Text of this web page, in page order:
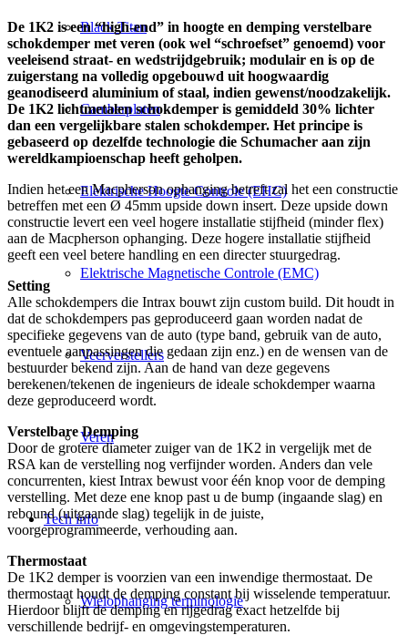
Black Titan
Camberplaten
Elektrische Hoogte Controle (EHC)
Elektrische Magnetische Controle (EMC)
Veerverstellers
Veren
Tech info
Wielophanging terminologie
De 1K2 is een “high-end” in hoogte en demping verstelbare
schokdemper met veren (ook wel “schroefset” genoemd) voor
veeleisend straat- en wedstrijdgebruik; modulair en is op de
zuigerstang na volledig opgebouwd uit hoogwaardig
geanodiseerd aluminium of staal, indien gewenst/noodzakelijk.
De 1K2 lichtmetalen schokdemper is gemiddeld 30% lichter
dan een vergelijkbare stalen schokdemper. Het principe is
gebaseerd op dezelfde technologie die Schumacher aan zijn
wereldkampioenschap heeft geholpen.
Indien het een Macpherson ophanging betreft zal het een constructie
betreffen met een Ø 45mm upside down insert. Deze upside down
constructie levert een veel hogere installatie stijfheid (minder flex)
aan de Macpherson ophanging. Deze hogere installatie stijfheid
geeft een veel betere handling en een directer stuurgedrag.
Setting
Alle schokdempers die Intrax bouwt zijn custom build. Dit houdt in
dat de schokdempers pas geproduceerd gaan worden nadat de
specifieke gegevens van de auto (type band, gebruik van de auto,
eventuele aanpassingen die gedaan zijn enz.) en de wensen van de
bestuurder bekend zijn. Aan de hand van deze gegevens
berekenen/tekenen de ingenieurs de ideale schokdemper waarna
deze geproduceerd wordt.
Verstelbare Demping
Door de grotere diameter zuiger van de 1K2 in vergelijk met de
RSA kan de verstelling nog verfijnder worden. Anders dan vele
concurrenten, kiest Intrax bewust voor één knop voor de demping
verstelling. Met deze ene knop past u de bump (ingaande slag) en
rebound (uitgaande slag) tegelijk in de juiste,
voorgeprogrammeerde, verhouding aan.
Thermostaat
De 1K2 demper is voorzien van een inwendige thermostaat. De
thermostaat houdt de demping constant bij wisselende temperatuur.
Hierdoor blijft de demping en rijgedrag exact hetzelfde bij
verschillende bedrijf- en omgevingstemperaturen.